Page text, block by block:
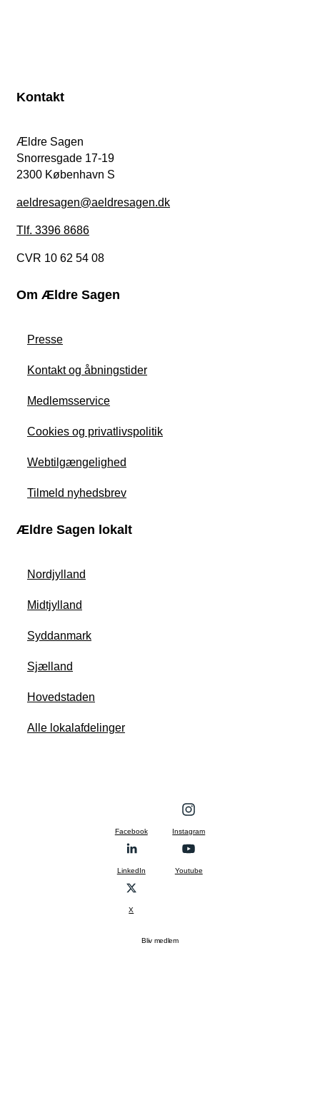
Kontakt
Ældre Sagen
Snorresgade 17-19
2300 København S
aeldresagen@aeldresagen.dk
Tlf. 3396 8686
CVR 10 62 54 08
Om Ældre Sagen
Presse
Kontakt og åbningstider
Medlemsservice
Cookies og privatlivspolitik
Webtilgængelighed
Tilmeld nyhedsbrev
Ældre Sagen lokalt
Nordjylland
Midtjylland
Syddanmark
Sjælland
Hovedstaden
Alle lokalafdelinger
Facebook Instagram
LinkedIn Youtube
X
Bliv medlem